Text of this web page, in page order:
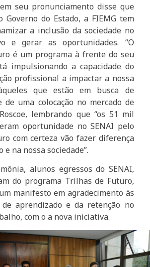
seu pronunciamento disse que
Governo do Estado, a FIEMG tem
a inclusão da sociedade no
e gerar as oportunidades. “O
é um programa à frente do seu
impulsionando a capacidade do
profissional a impactar a nossa
que estão em busca de
de uma colocação no mercado de
lembrando que “os 51 mil
oportunidade no SENAI pelo
com certeza vão fazer diferença
e na nossa sociedade”.
alunos egressos do SENAI,
do programa Trilhas de Futuro,
manifesto em agradecimento às
aprendizado e da retenção no
com o a nova iniciativa.